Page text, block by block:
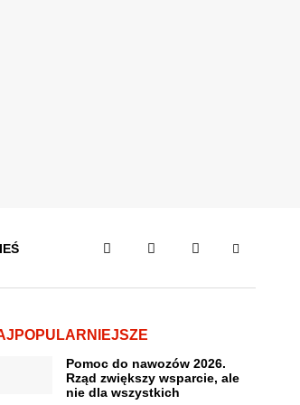
Pomoc do nawozów 2026.
Rząd zwiększy wsparcie, ale
nie dla wszystkich